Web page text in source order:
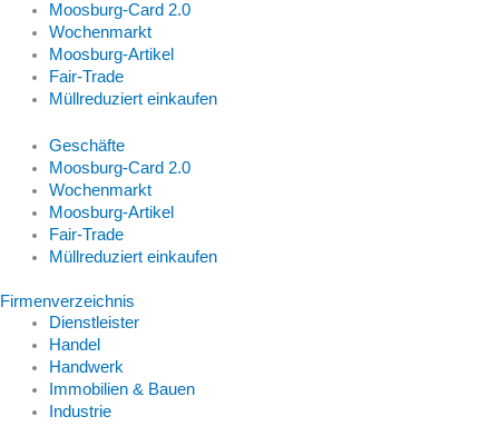
Moosburg-Card 2.0
Wochenmarkt
Moosburg-Artikel
Fair-Trade
Müllreduziert einkaufen
Geschäfte
Moosburg-Card 2.0
Wochenmarkt
Moosburg-Artikel
Fair-Trade
Müllreduziert einkaufen
Firmenverzeichnis
Dienstleister
Handel
Handwerk
Immobilien & Bauen
Industrie